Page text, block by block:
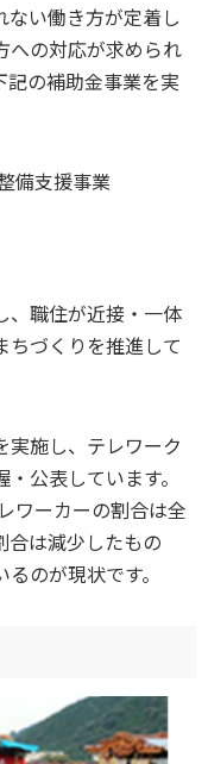
ない働き方が定着し
への対応が求められ
記の補助金事業を実
備支援事業
、職住が近接・一体
ちづくりを推進して
実施し、テレワーク
公表しています。
ワーカーの割合は全
合は減少したもの
のが現状です。